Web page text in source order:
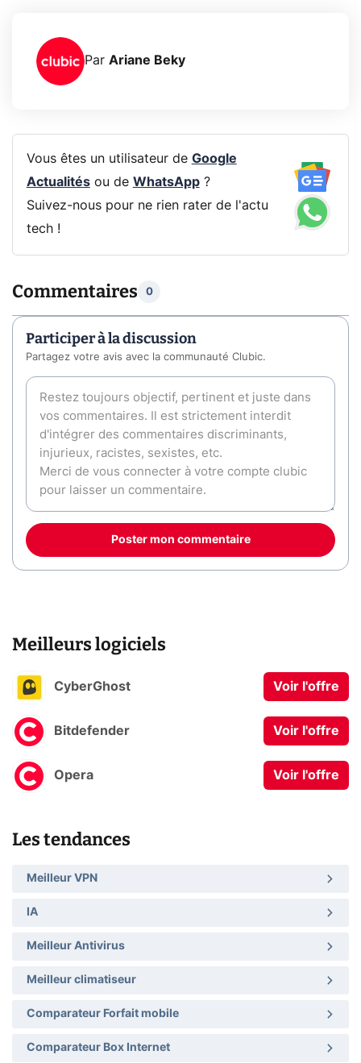
Par Ariane Beky
Vous êtes un utilisateur de Google
Actualitésou de WhatsApp?
Suivez-nous pour ne rien rater de l'actu
tech !
Commentaires 0
Participer à la discussion
Partagez votre avis avec la communauté Clubic.
Poster mon commentaire
Meilleurs logiciels
CyberGhost Voir l'offre
Bitdefender Voir l'offre
Opera Voir l'offre
Les tendances
Meilleur VPN
IA
Meilleur Antivirus
Meilleur climatiseur
Comparateur Forfait mobile
Comparateur Box Internet